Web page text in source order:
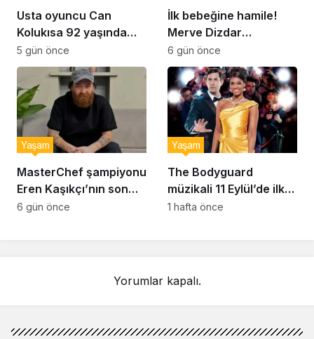
Usta oyuncu Can
Kolukısa 92 yaşında
hayatını kaybetti
5 gün önce
İlk bebeğine hamile!
Merve Dizdar
sessizliğini bozdu: ‘İsim
bulmak çok zor’
6 gün önce
MasterChef şampiyonu
Eren Kaşıkçı’nın son
anlarındaki kahreden
Yaşam
6 gün önce
The Bodyguard
müzikali 11 Eylül’de ilk
kez Türkiye’de
Yaşam
1 hafta önce
Yorumlar kapalı.